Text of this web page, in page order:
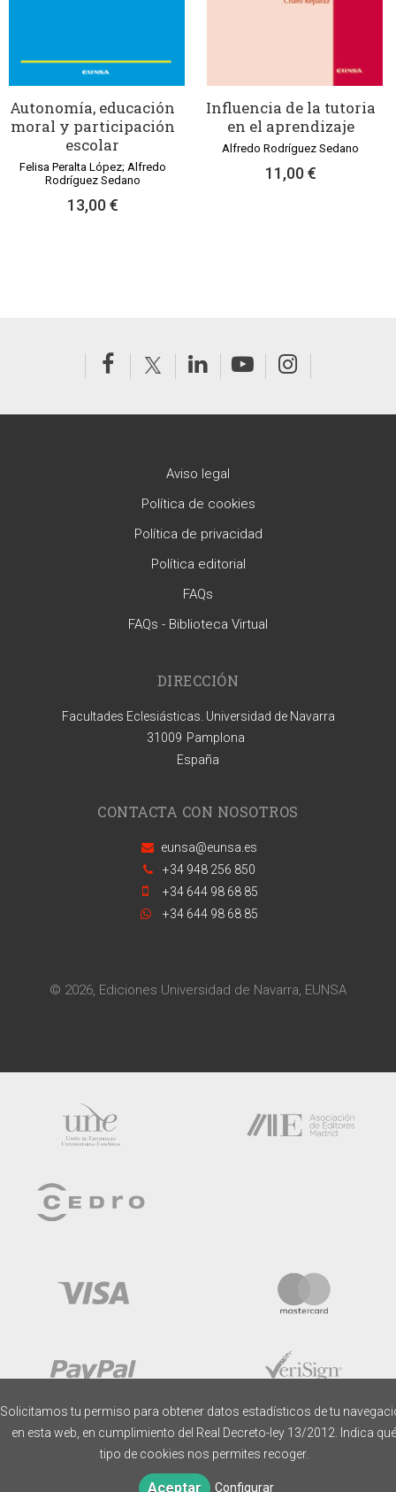
Autonomía, educación
moral y participación
escolar
Felisa Peralta López; Alfredo
Rodríguez Sedano
13,00 €
Influencia de la tutoria
en el aprendizaje
Alfredo Rodríguez Sedano
11,00 €
Aviso legal
Política de cookies
Política de privacidad
Política editorial
FAQs
FAQs - Biblioteca Virtual
DIRECCIÓN
Facultades Eclesiásticas. Universidad de Navarra
31009 Pamplona
España
CONTACTA CON NOSOTROS
eunsa@eunsa.es
+34 948 256 850
+34 644 98 68 85
+34 644 98 68 85
© 2026, Ediciones Universidad de Navarra, EUNSA
Solicitamos tu permiso para obtener datos estadísticos de tu
en esta web, en cumplimiento del Real Decreto-ley 13/2012. Indica qué
tipo de cookies nos permites recoger.
Aceptar Configurar